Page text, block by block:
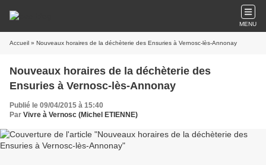
MENU
Accueil » Nouveaux horaires de la déchèterie des Ensuries à Vernosc-lès-Annonay
Nouveaux horaires de la déchèterie des
Ensuries à Vernosc-lès-Annonay
Publié le 09/04/2015 à 15:40
Par Vivre à Vernosc (Michel ETIENNE)